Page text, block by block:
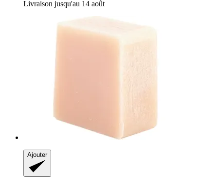
Livraison jusqu'au 14 août
Ajouter